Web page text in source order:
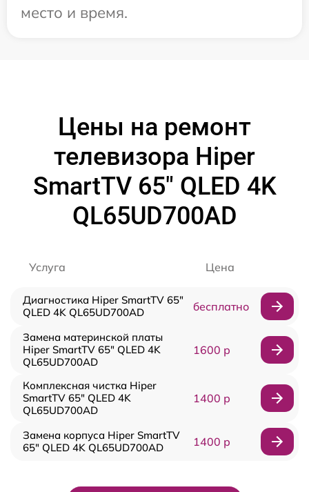
место и время.
Цены на ремонт
телевизора Hiper
SmartTV 65" QLED 4K
QL65UD700AD
Услуга Цена
Диагностика Hiper SmartTV 65"
QLED 4K QL65UD700AD
бесплатно
Замена материнской платы
Hiper SmartTV 65" QLED 4K
QL65UD700AD
1600 р
Комплексная чистка Hiper
SmartTV 65" QLED 4K
QL65UD700AD
1400 р
Замена корпуса Hiper SmartTV
65" QLED 4K QL65UD700AD
1400 р